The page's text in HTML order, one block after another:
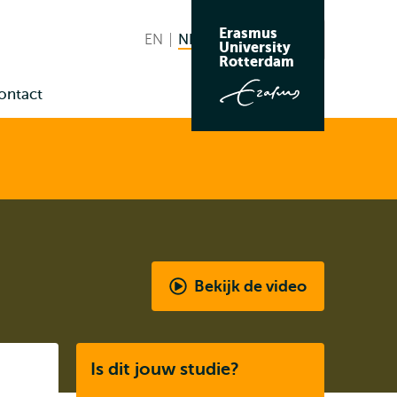
taal
EN English
NL Nederlands huidige taal
Zoeken
Erasmus
University
Rotterdam
Bekijk de video
Student
Is dit jouw studie?